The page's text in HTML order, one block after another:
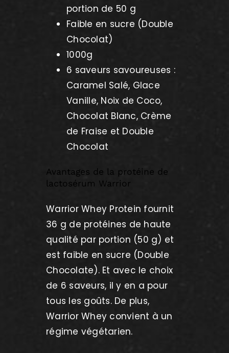
portion de 50 g
Faible en sucre (Double
Chocolat)
1000g
6 saveurs savoureuses :
Caramel Salé, Glace
Vanille, Noix de Coco,
Chocolat Blanc, Crème
de Fraise et Double
Chocolat
Avantages de la protéine de
lactosérum Warrior
Warrior Whey Protein fournit
36 ​​g de protéines de haute
qualité par portion (50 g) et
est faible en sucre (Double
Chocolate). Et avec le choix
de 6 saveurs, il y en a pour
tous les goûts. De plus,
Warrior Whey convient à un
régime végétarien.